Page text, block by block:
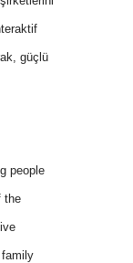
güçlü
people
the
family